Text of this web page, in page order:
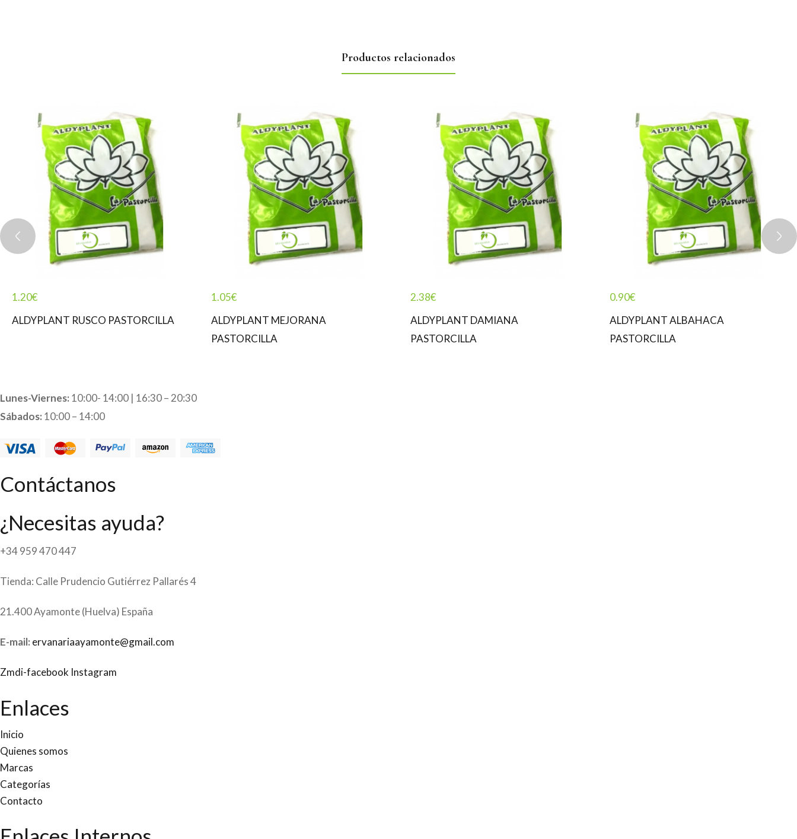
Productos relacionados
1.20€
ALDYPLANT RUSCO PASTORCILLA
1.05€
ALDYPLANT MEJORANA
PASTORCILLA
2.38€
ALDYPLANT DAMIANA
PASTORCILLA
0.90€
ALDYPLANT ALBAHACA
PASTORCILLA
Lunes-Viernes: 10:00- 14:00 | 16:30 – 20:30
Sábados: 10:00 – 14:00
Contáctanos
¿Necesitas ayuda?
+34 959 470 447
Tienda: Calle Prudencio Gutiérrez Pallarés 4
21.400 Ayamonte (Huelva) España
E-mail: ervanariaayamonte@gmail.com
Zmdi-facebook Instagram
Enlaces
Inicio
Quienes somos
Marcas
Categorías
Contacto